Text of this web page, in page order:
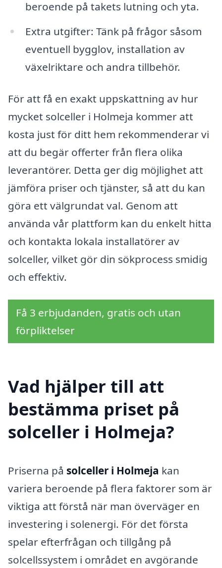
beroende på takets lutning och yta.
Extra utgifter: Tänk på frågor såsom
eventuell bygglov, installation av
växelriktare och andra tillbehör.
För att få en exakt uppskattning av hur
mycket solceller i Holmeja kommer att
kosta just för ditt hem rekommenderar vi
att du begär offerter från flera olika
leverantörer. Detta ger dig möjlighet att
jämföra priser och tjänster, så att du kan
göra ett välgrundat val. Genom att
använda vår plattform kan du enkelt hitta
och kontakta lokala installatörer av
solceller, vilket gör din sökprocess smidig
och effektiv.
Få 3 erbjudanden, gratis och utan
förpliktelser
Vad hjälper till att
bestämma priset på
solceller i Holmeja?
Priserna på solceller i Holmeja kan
variera beroende på flera faktorer som är
viktiga att förstå när man överväger en
investering i solenergi. För det första
spelar efterfrågan och tillgång på
solcellssystem i området en avgörande